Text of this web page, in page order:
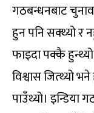
गठबन्धनबाट
हुन पनि सक्थ्यो र
फाइदा पक्कै
विश्वास जित्थ्यो
पाउँथ्यो। इन्डिया